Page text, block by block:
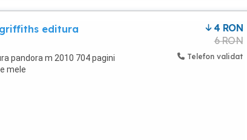
editura
pandora m 2010 704 pagini
mele
4 RON
6 RON
Telefon validat